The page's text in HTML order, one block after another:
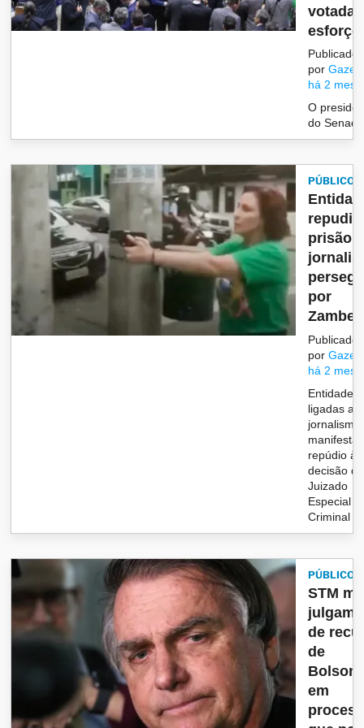
votada
Publicado
por
há 2
O
do
PÚBLICO
prisão
por
Publicado
por
há 2
Entidades
ligadas ao
jornalismo
repúdio à
decisão do
Juizado
Especial
Criminal
PÚBLICO
STM
de
de
em